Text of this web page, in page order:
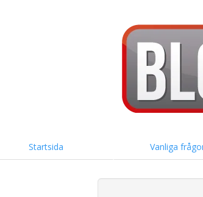
Startsida Vanliga